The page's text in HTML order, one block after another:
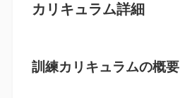
カリキュラム詳細
訓練カリキュラムの概要